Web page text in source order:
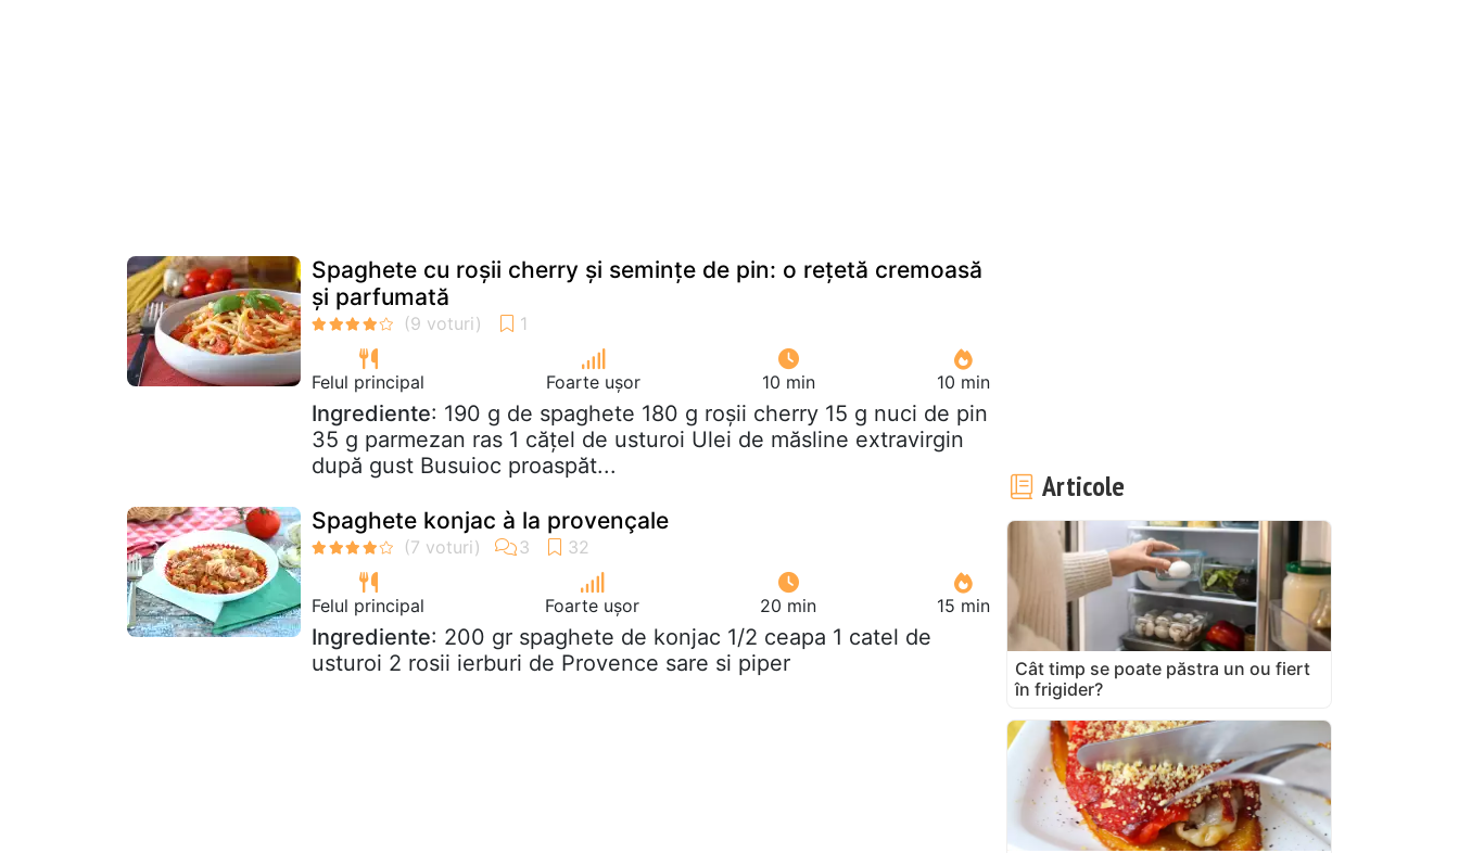
Spaghete cu roșii cherry și semințe de pin: o rețetă cremoasă
și parfumată
Felul principal Foarte ușor 10 min 10 min
Ingrediente: 190 g de spaghete 180 g roșii cherry 15 g nuci de pin
35 g parmezan ras 1 cățel de usturoi Ulei de măsline extravirgin
după gust Busuioc proaspăt...
Spaghete konjac à la provençale
Felul principal Foarte ușor 20 min 15 min
Ingrediente: 200 gr spaghete de konjac 1/2 ceapa 1 catel de
usturoi 2 rosii ierburi de Provence sare si piper
Articole
Cât timp se poate păstra un ou fiert
în frigider?